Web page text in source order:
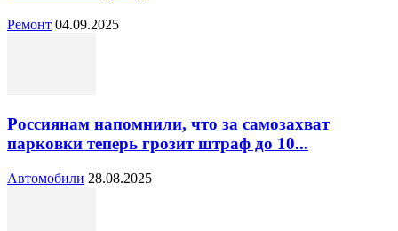
Ремонт 04.09.2025
Россиянам напомнили, что за самозахват
парковки теперь грозит штраф до 10...
Автомобили 28.08.2025